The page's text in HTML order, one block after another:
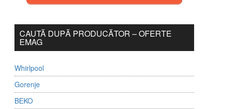
CAUTĂ DUPĂ PRODUCĂTOR – OFERTE
EMAG
Whirlpool
Gorenje
BEKO